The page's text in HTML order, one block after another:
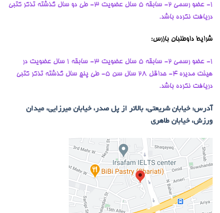
1- عضو رسمی 2- سابقه 5 سال عضویت
3- طی دو سال گذشته تذکر کتبی
دریافت نکرده باشد.
شرایط داوطلبان بازرس:
1- عضو رسمی 2- سابقه 5 سال عضویت 3- سابقه 1 سال عضویت در
هیئت مدیره 4- حداقل 28 سال سن 5- طی پنج سال گذشته تذکر کتبی
دریافت نکرده باشد.
آدرس: خیابان شریعتی، بالاتر از پل صدر، خیابان میرزایی، میدان
ورزش، خیابان طاهری